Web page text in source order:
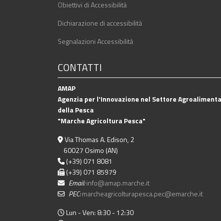
Obiettivi di Accessibilità
Dichiarazione di accessibilità
Segnalazioni Accessibilità
CONTATTI
AMAP
Agenzia per l'Innovazione nel Settore
della Pesca
"Marche Agricoltura Pesca"
Via Thomas A. Edison, 2
60027 Osimo (AN)
(+39) 071 8081
(+39) 071 85979
Email:info@amap.marche.it
PEC:marcheagricolturapesca.pec@emarche.it
Lun - Ven: 8:30 - 12:30